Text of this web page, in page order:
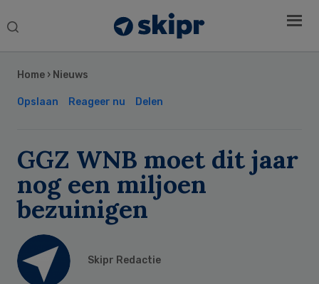
Search
Home › Nieuws
Opslaan Reageer nu Delen
GGZ WNB moet dit jaar
nog een miljoen
bezuinigen
Skipr Redactie
Sidebar